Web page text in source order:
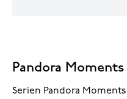
Pandora
Serien Pandora Moments